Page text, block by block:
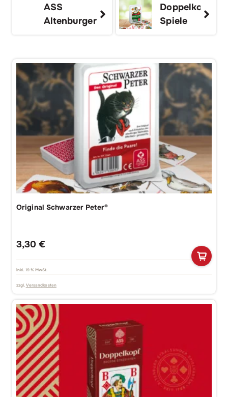
ASS
Altenburger
Doppelkopf
Spiele
Original Schwarzer Peter®
3,30 €
inkl. 19 % MwSt.
zzgl. Versandkosten